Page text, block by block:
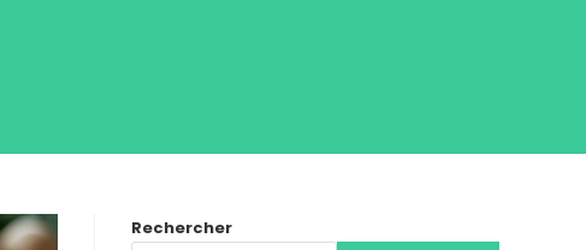
Rechercher